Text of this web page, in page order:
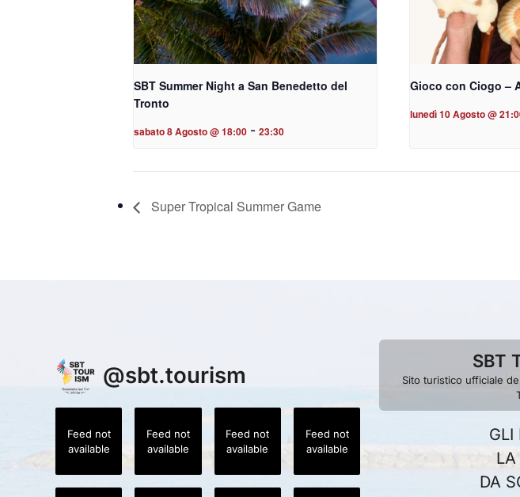
SBT Summer Night a San Benedetto del
Tronto
sabato 8 Agosto @ 18:00 - 23:30
Gioco con Ciogo –
lunedì 10 Agosto @
Super Tropical Summer Game
@sbt.tourism
Feed not
available
Feed not
available
Feed not
available
Feed not
available
SBT
Sito turistico ufficiale
GLI
LA
DA